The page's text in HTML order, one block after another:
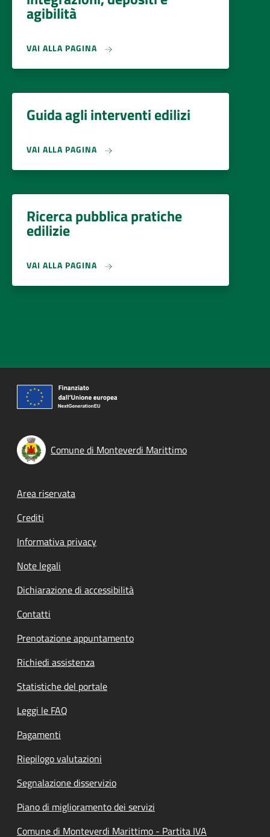
agibilità
VAI ALLA PAGINA
Guida agli interventi edilizi
VAI ALLA PAGINA
Ricerca pubblica pratiche
edilizie
VAI ALLA PAGINA
Comune di Monteverdi Marittimo
Footer menu
Area riservata
Crediti
Informativa privacy
Note legali
Dichiarazione di accessibilità
Contatti
Prenotazione appuntamento
Richiedi assistenza
Statistiche del portale
Leggi le FAQ
Pagamenti
Riepilogo valutazioni
Segnalazione disservizio
Piano di miglioramento dei servizi
Comune di Monteverdi Marittimo - Partita IVA